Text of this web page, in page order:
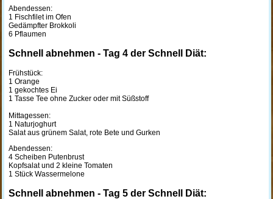
Abendessen:
1 Fischfilet im Ofen
Gedämpfter Brokkoli
6 Pflaumen
Schnell abnehmen - Tag 4 der Schnell Diät:
Frühstück:
1 Orange
1 gekochtes Ei
1 Tasse Tee ohne Zucker oder mit Süßstoff
Mittagessen:
1 Naturjoghurt
Salat aus grünem Salat, rote Bete und Gurken
Abendessen:
4 Scheiben Putenbrust
Kopfsalat und 2 kleine Tomaten
1 Stück Wassermelone
Schnell abnehmen - Tag 5 der Schnell Diät: